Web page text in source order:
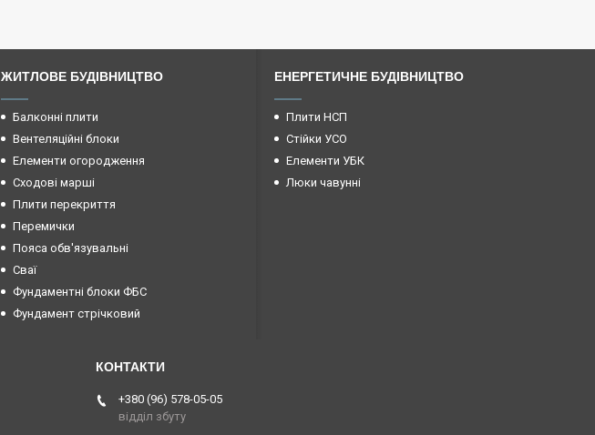
ЖИТЛОВЕ БУДІВНИЦТВО
Балконні плити
Вентеляційні блоки
Елементи огородження
Сходові марші
Плити перекриття
Перемички
Пояса обв'язувальні
Сваї
Фундаментні блоки ФБС
Фундамент стрічковий
ЕНЕРГЕТИЧНЕ БУДІВНИЦТВО
Плити НСП
Стійки УСО
Елементи УБК
Люки чавунні
+380 (96) 578-05-05
відділ збуту